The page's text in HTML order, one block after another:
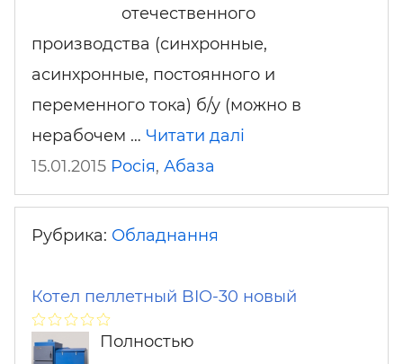
отечественного
производства (синхронные,
асинхронные, постоянного и
переменного тока) б/у (можно в
нерабочем … Читати далі
15.01.2015 Росія, Абаза
Рубрика: Обладнання
Котел пеллетный BIO-30 новый
Полностью